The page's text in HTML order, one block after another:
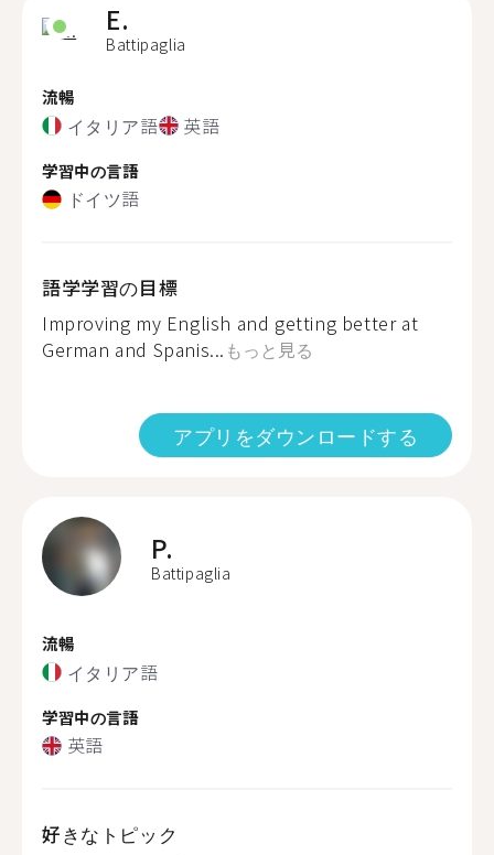
E.
Battipaglia
流暢
イタリア語 英語
学習中の言語
ドイツ語
語学学習の目標
Improving my English and getting better at
German and Spanis... もっと見る
アプリをダウンロードする
P.
Battipaglia
流暢
イタリア語
学習中の言語
英語
好きなトピック